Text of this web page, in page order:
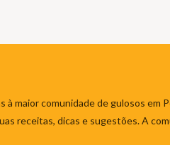
à maior comunidade de gulosos
receitas, dicas e sugestões. A